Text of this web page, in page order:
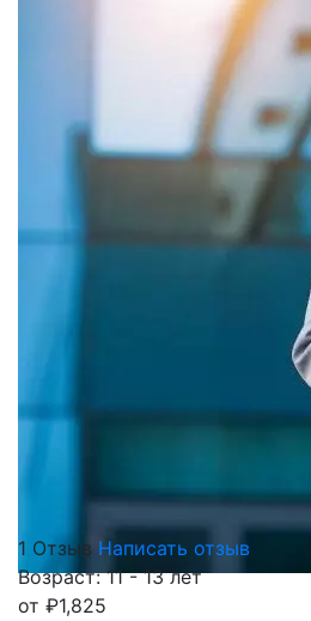
1 Отзыв Написать отзыв
Возраст: 11 - 13 лет
от ₽1,825